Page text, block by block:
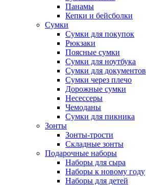
Панамы
Кепки и бейсболки
Сумки
Сумки для покупок
Рюкзаки
Поясные сумки
Сумки для ноутбука
Сумки для документов
Сумки через плечо
Дорожные сумки
Несессеры
Чемоданы
Сумки для пикника
Зонты
Зонты-трости
Складные зонты
Подарочные наборы
Наборы для сыра
Наборы к новому году
Наборы для детей